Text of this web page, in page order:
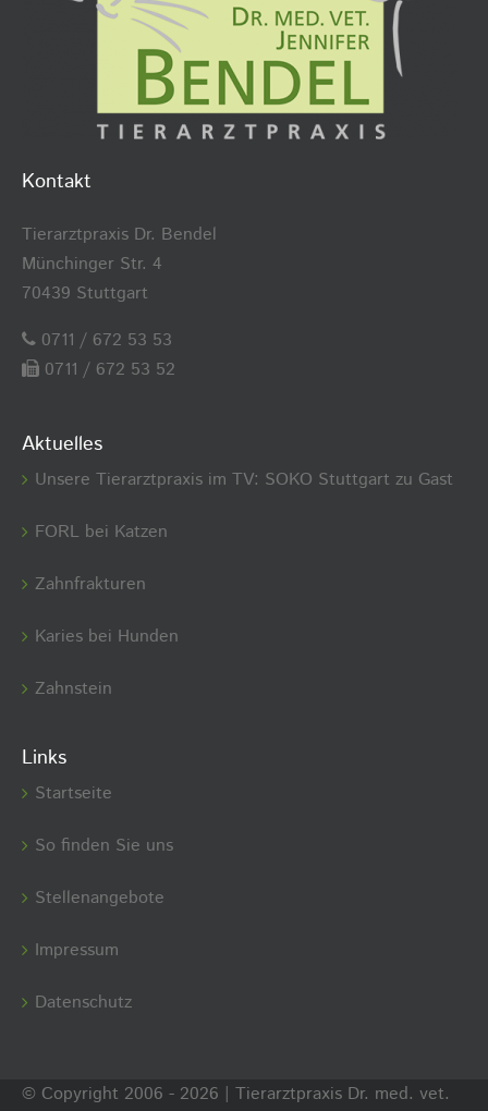
Kontakt
Tierarztpraxis Dr. Bendel
Münchinger Str. 4
70439 Stuttgart
0711 / 672 53 53
0711 / 672 53 52
Aktuelles
Unsere Tierarztpraxis im TV: SOKO Stuttgart zu Gast
FORL bei Katzen
Zahnfrakturen
Karies bei Hunden
Zahnstein
Links
Startseite
So finden Sie uns
Stellenangebote
Impressum
Datenschutz
© Copyright 2006 - 2026 | Tierarztpraxis Dr. med. vet.